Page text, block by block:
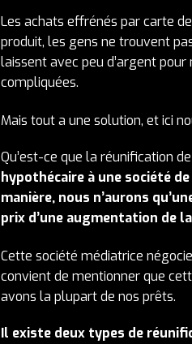
Les achats effrénés par carte
produit, les gens ne trouvent
laissent avec peu d’argent
compliquées.
Mais tout a une solution, et ici
Qu’est-ce que la réunification
hypothécaire à une société
manière, nous n’aurons
prix d’une augmentation de
Cette société médiatrice
convient de mentionner que
avons la plupart de nos prêts.
Il existe deux types de